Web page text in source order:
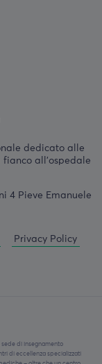
dedicato alle
fianco all'ospedale
4 Pieve Emanuele
Privacy Policy
di insegnamento
di eccellenza specializzati